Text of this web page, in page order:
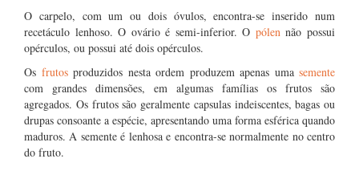
O carpelo, com um ou dois óvulos, encontra-se inserido num
recetáculo lenhoso. O ovário é semi-inferior. O pólennão possui
opérculos, ou possui até dois opérculos.
Os frutos produzidos nesta ordem produzem apenas uma semente
com grandes dimensões, em algumas famílias os frutos são
agregados. Os frutos são geralmente capsulas indeiscentes, bagas ou
drupas consoante a espécie, apresentando uma forma esférica quando
maduros. A semente é lenhosa e encontra-se normalmente no centro
do fruto.